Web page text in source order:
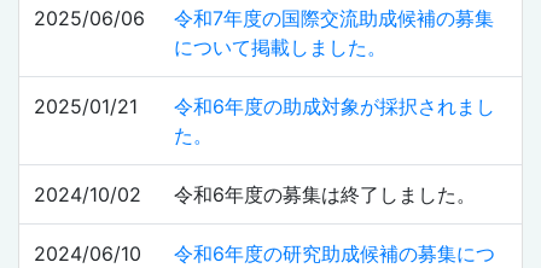
2025/06/06
令和7年度の国際交流助成候補の募集
について掲載しました。
2025/01/21
令和6年度の助成対象が採択されまし
た。
2024/10/02 令和6年度の募集は終了しました。
2024/06/10
令和6年度の研究助成候補の募集につ